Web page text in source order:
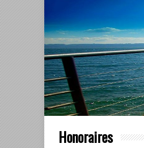
Honoraires